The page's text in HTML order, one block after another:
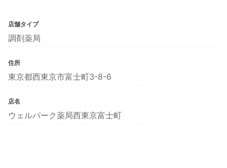
店舗タイプ
調剤薬局
住所
東京都西東京市富士町3-8-6
店名
ウェルパーク薬局西東京富士町